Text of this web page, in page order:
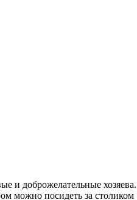
и доброжелательные хозяева.
можно посидеть за столиком